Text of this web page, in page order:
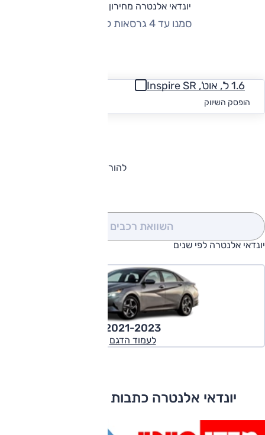
יונדאי אלנטרה מחירון וגרסאות
סמנו עד 4 גרסאות להשוואה
1.6 ל', אוט', Inspire SR
הופסק השיווק
להורדת קטלוג יונדאי אלנטרה
השוואת רכבים
יונדאי אלנטרה לפי שנים
2021-2023
לעמוד הדגם
יונדאי אלנטרה כתבות ומבחני דרכים